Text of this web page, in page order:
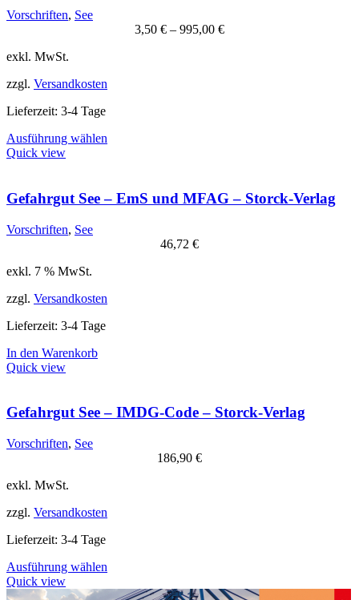
werden
Vorschriften, See
3,50 € – 995,00 €
exkl. MwSt.
zzgl. Versandkosten
Lieferzeit: 3-4 Tage
Ausführung wählen
Varianten
auf.
Quick view
Gefahrgut See – EmS und MFAG – Storck-Verlag
Vorschriften, See
46,72 €
exkl. 7 % MwSt.
zzgl. Versandkosten
Lieferzeit: 3-4 Tage
In den Warenkorb
Quick view
Gefahrgut See – IMDG-Code – Storck-Verlag
Vorschriften, See
186,90 €
exkl. MwSt.
zzgl. Versandkosten
Lieferzeit: 3-4 Tage
Ausführung wählen
weist
Quick view